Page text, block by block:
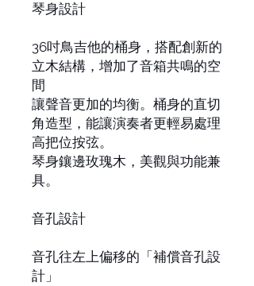
琴身設計
36吋鳥吉他的桶身，搭配創新的
立木結構，增加了音箱共鳴的空
間
讓聲音更加的均衡。桶身的直切
角造型，能讓演奏者更輕易處理
高把位按弦。
琴身鑲邊玫瑰木，美觀與功能兼
具。
音孔設計
音孔往左上偏移的「補償音孔設
計」